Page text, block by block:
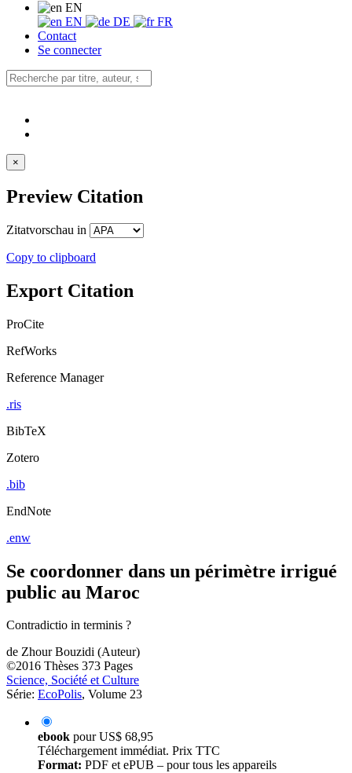
EN
EN
DE
FR
Contact
Se connecter
×
Preview Citation
Zitatvorschau in
Copy to clipboard
Export Citation
ProCite
RefWorks
Reference Manager
.ris
BibTeX
Zotero
.bib
EndNote
.enw
Se coordonner dans un périmètre irrigué
public au Maroc
Contradictio in terminis ?
de Zhour Bouzidi (Auteur)
©2016 Thèses 373 Pages
Science, Société et Culture
Série: EcoPolis, Volume 23
ebook pourUS$ 68,95
Téléchargement immédiat. Prix TTC
Format: PDF et ePUB – pour tous les appareils